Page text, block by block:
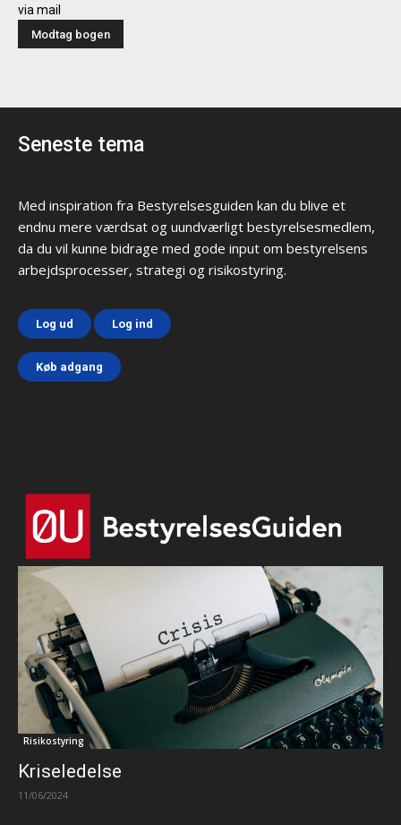
via mail
Seneste tema
Med inspiration fra Bestyrelsesguiden kan du blive et
endnu mere værdsat og uundværligt bestyrelsesmedlem,
da du vil kunne bidrage med gode input om bestyrelsens
arbejdsprocesser, strategi og risikostyring.
Log ud Log ind
Køb adgang
Risikostyring
Kriseledelse
11/06/2024